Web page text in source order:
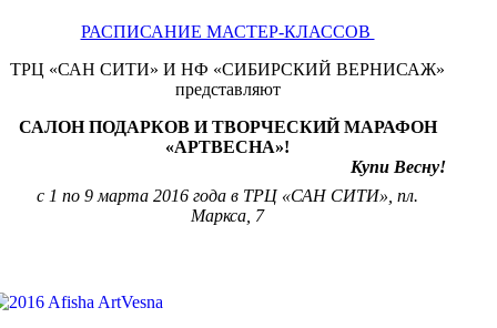
РАСПИСАНИЕ МАСТЕР-КЛАССОВ
ТРЦ «САН СИТИ» И НФ «СИБИРСКИЙ ВЕРНИСАЖ»
представляют
САЛОН ПОДАРКОВ И ТВОРЧЕСКИЙ МАРАФОН
«АРТВЕСНА»!
Купи Весну!
с 1 по 9 марта 2016 года в ТРЦ «САН СИТИ», пл.
Маркса, 7